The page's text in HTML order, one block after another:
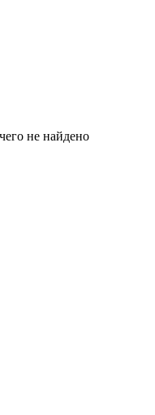
не найдено